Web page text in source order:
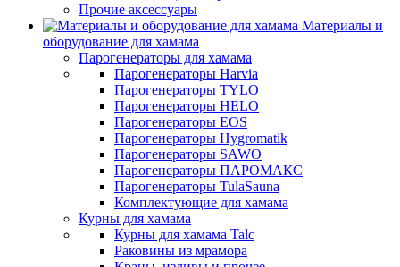
Прочие аксессуары
Материалы и
оборудование для хамама
Парогенераторы для хамама
Парогенераторы Harvia
Парогенераторы TYLO
Парогенераторы HELO
Парогенераторы EOS
Парогенераторы Hygromatik
Парогенераторы SAWO
Парогенераторы ПАРОМАКС
Парогенераторы TulaSauna
Комплектующие для хамама
Курны для хамама
Курны для хамама Talc
Раковины из мрамора